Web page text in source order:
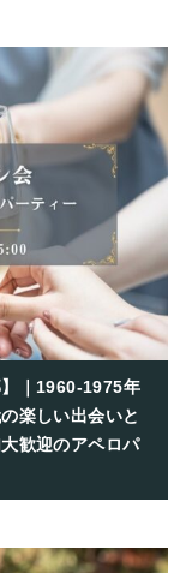
】｜1960-1975年
楽しい出会いと
歓迎のアペロパ